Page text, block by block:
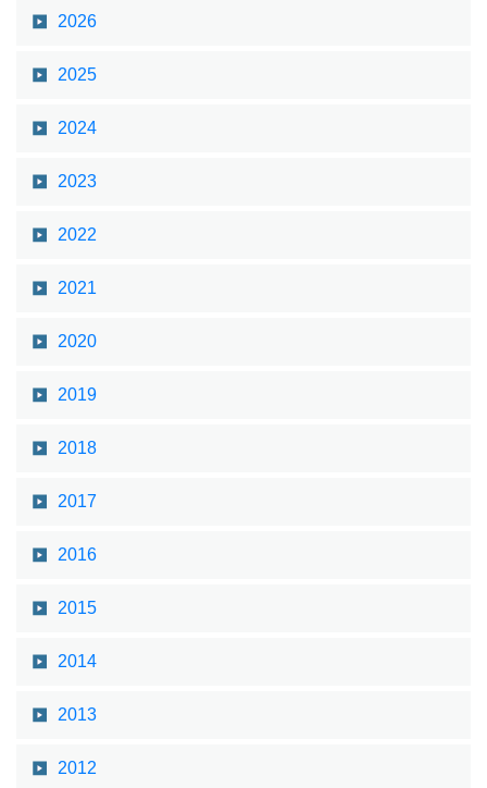
2026
2025
2024
2023
2022
2021
2020
2019
2018
2017
2016
2015
2014
2013
2012